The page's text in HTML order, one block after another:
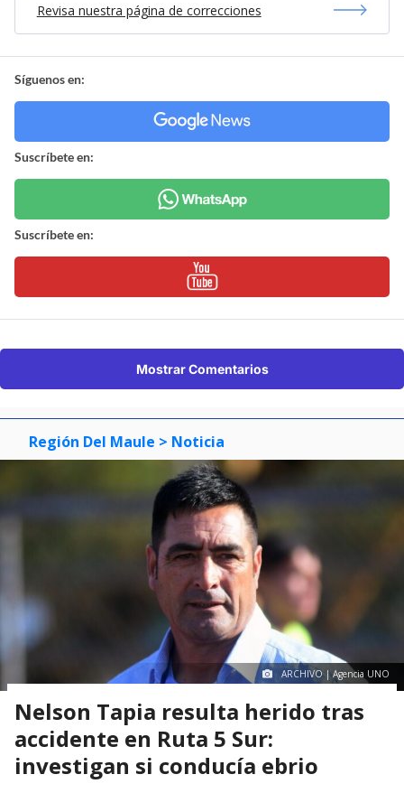
Revisa nuestra página de correcciones
Síguenos en:
Suscríbete en:
Suscríbete en:
Mostrar Comentarios
Región Del Maule > Noticia
ARCHIVO | Agencia UNO
Nelson Tapia resulta herido tras
accidente en Ruta 5 Sur:
investigan si conducía ebrio